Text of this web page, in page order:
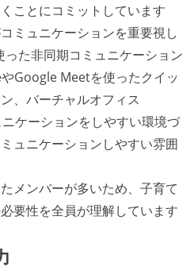
ことにコミットしています
ミュニケーションを重要視し
た非同期コミュニケーション
Google Meetを使ったクイッ
、バーチャルオフィス
ケーションをしやすい環境づ
ュニケーションしやすい雰囲
メンバーが多いため、子育て
要性を全員が理解しています